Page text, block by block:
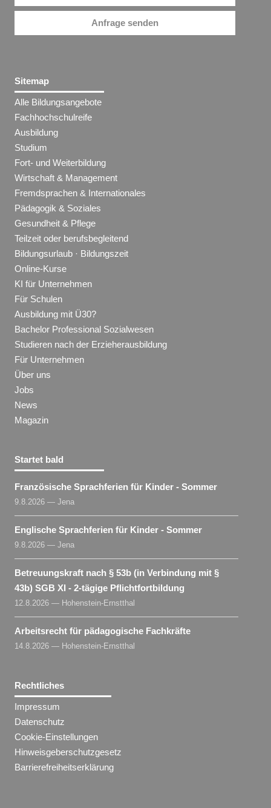
Anfrage senden
Sitemap
Alle Bildungsangebote
Fachhochschulreife
Ausbildung
Studium
Fort- und Weiterbildung
Wirtschaft & Management
Fremdsprachen & Internationales
Pädagogik & Soziales
Gesundheit & Pflege
Teilzeit oder berufsbegleitend
Bildungsurlaub · Bildungszeit
Online-Kurse
KI für Unternehmen
Für Schulen
Ausbildung mit Ü30?
Bachelor Professional Sozialwesen
Studieren nach der Erzieherausbildung
Für Unternehmen
Über uns
Jobs
News
Magazin
Startet bald
Französische Sprachferien für Kinder - Sommer
9.8.2026 — Jena
Englische Sprachferien für Kinder - Sommer
9.8.2026 — Jena
Betreuungskraft nach § 53b (in Verbindung mit §
43b) SGB XI - 2-tägige Pflichtfortbildung
12.8.2026 — Hohenstein-Ernstthal
Arbeitsrecht für pädagogische Fachkräfte
14.8.2026 — Hohenstein-Ernstthal
Rechtliches
Impressum
Datenschutz
Cookie-Einstellungen
Hinweisgeberschutzgesetz
Barrierefreiheitserklärung